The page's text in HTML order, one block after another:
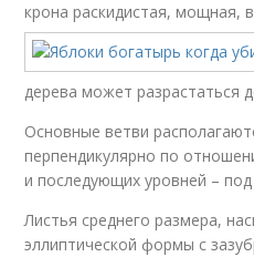
крона раскидистая, мощная,
дерева может разрастаться
Основные ветви
перпендикулярно по
и последующих уровней –
Листья среднего размера,
эллиптической формы с